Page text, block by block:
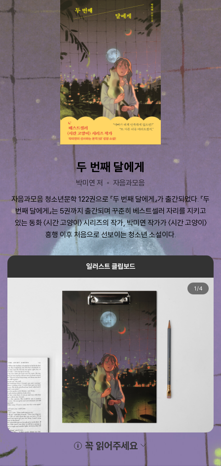
두 번째 달에게
박미연 저
자음과모음
자음과모음 청소년문학 122권으로 『두 번째 달에게』가 출간되었다. 『두
번째 달에게』는 5권까지 출간되며 꾸준히 베스트셀러 자리를 지키고
있는 동화 〈시간 고양이〉 시리즈의 작가, 박미연 작가가 〈시간 고양이〉
흥행 이후 처음으로 선보이는 청소년 소설이다.
일러스트 클립보드
1 /4
꼭 읽어주세요